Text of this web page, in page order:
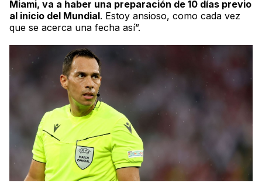
Miami, va a haber una preparación de 10 días previo
al inicio del Mundial. Estoy ansioso, como cada vez
que se acerca una fecha así”.